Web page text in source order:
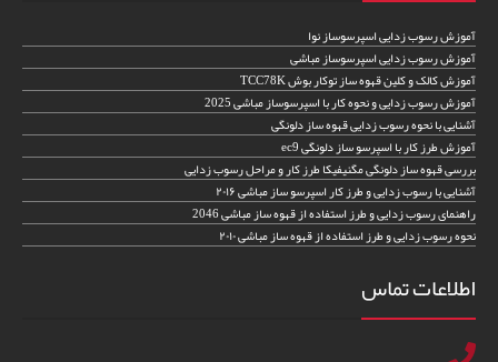
آموزش رسوب زدایی اسپرسوساز نوا
آموزش رسوب زدایی اسپرسوساز مباشی
آموزش کالک و کلین قهوه ساز توکار بوش TCC78K
آموزش رسوب زدایی و نحوه کار با اسپرسوساز مباشی 2025
آشنایی با نحوه رسوب زدایی قهوه ساز دلونگی
آموزش طرز کار با اسپرسو ساز دلونگی ec9
بررسی قهوه ساز دلونگی مگنیفیکا طرز کار و مراحل رسوب زدایی
آشنایی با رسوب زدایی و طرز کار اسپرسو ساز مباشی ۲۰۱۶
راهنمای رسوب زدایی و طرز استفاده از قهوه ساز مباشی 2046
نحوه رسوب زدایی و طرز استفاده از قهوه ساز مباشی ۲۰۱۰
اطلاعات تماس